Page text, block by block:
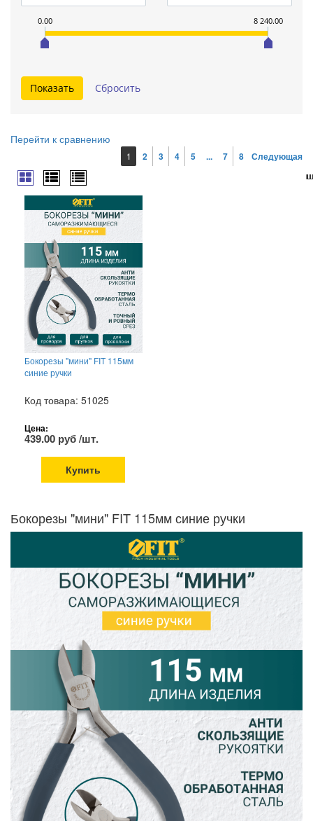
0.00 8 240.00
Перейти к сравнению
1 2 3 4 5 ... 7 8 Следующая
Бокорезы "мини" FIT 115мм
синие ручки
Код товара: 51025
Цена:
439.00 руб /шт.
Купить
Бокорезы "мини" FIT 115мм синие ручки